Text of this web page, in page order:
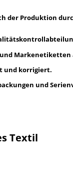
der Produktion
und korrigiert.
und
Textil